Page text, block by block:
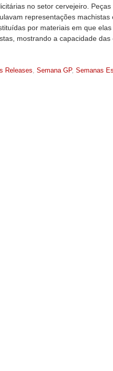
no setor cervejeiro.
representações
por materiais em que
mostrando a capacidade
Releases, Semana GP, Semanas